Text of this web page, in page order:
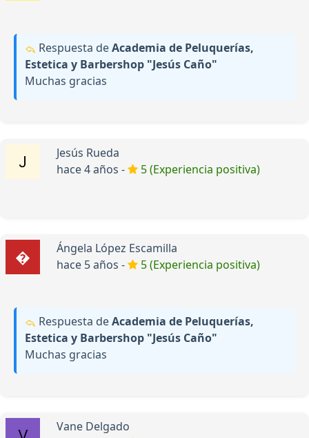
Respuesta deAcademia de Peluquerías,
Estetica y Barbershop "Jesús Caño"
Muchas gracias
Jesús Rueda
hace 4 años -
5 (Experiencia positiva)
Ángela López Escamilla
hace 5 años -
5 (Experiencia positiva)
Respuesta deAcademia de Peluquerías,
Estetica y Barbershop "Jesús Caño"
Muchas gracias
Vane Delgado